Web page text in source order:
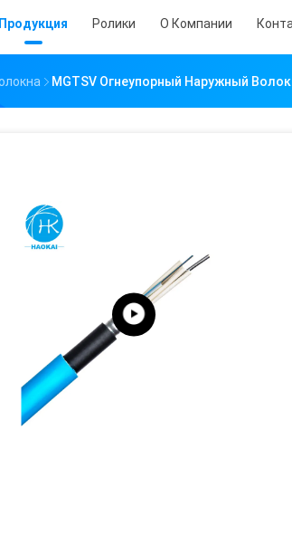
Продукция Ролики О Компании
MGTSV Огнеупорный Наружный